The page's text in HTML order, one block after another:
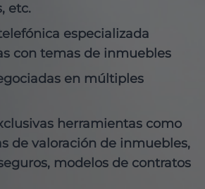
etc.
especializada
con temas de inmuebles
en múltiples
herramientas como
de valoración de inmuebles,
modelos de contratos